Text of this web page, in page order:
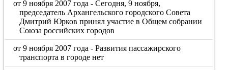
от 9 ноября 2007 года - Сегодня, 9 ноября,
председатель Архангельского городского Совета
Дмитрий Юрков принял участие в Общем собрании
Союза российских городов
от 9 ноября 2007 года - Развития пассажирского
транспорта в городе нет